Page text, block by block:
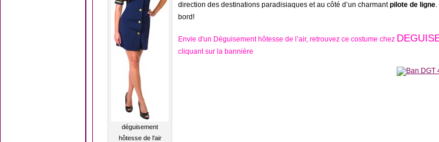
déguisement
hôtesse de l'air
direction des destinations paradisiaques et au côté d’un charmantpilote de ligne
bord!
Envie d'un Déguisement hôtesse de l’air, retrouvez ce costume chez
cliquant sur la bannière